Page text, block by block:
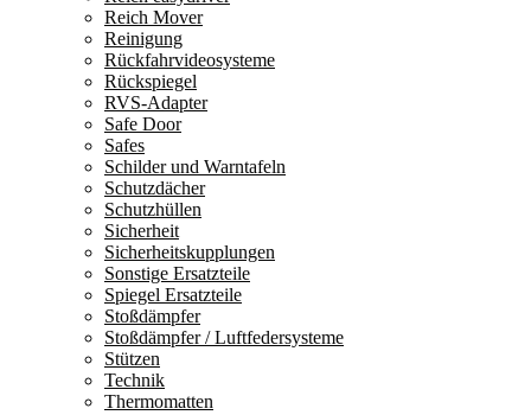
Reich Mover
Reinigung
Rückfahrvideosysteme
Rückspiegel
RVS-Adapter
Safe Door
Safes
Schilder und Warntafeln
Schutzdächer
Schutzhüllen
Sicherheit
Sicherheitskupplungen
Sonstige Ersatzteile
Spiegel Ersatzteile
Stoßdämpfer
Stoßdämpfer / Luftfedersysteme
Stützen
Technik
Thermomatten